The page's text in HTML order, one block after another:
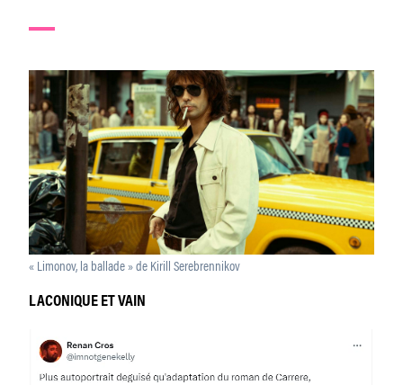
« Limonov, la ballade » de Kirill Serebrennikov
LACONIQUE ET VAIN